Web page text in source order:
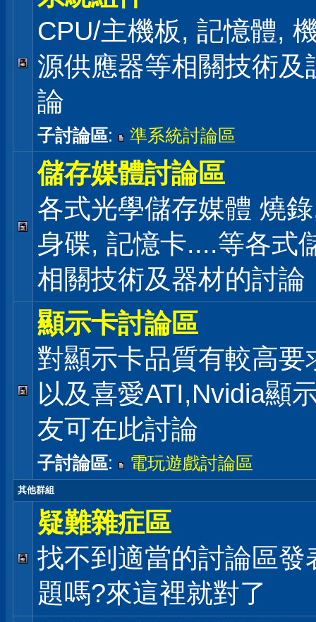
CPU/主機板, 記憶體,
源供應器等相關技術及
論
子討論區: 準系統討論區
儲存媒體討論區
各式光學儲存媒體 燒
身碟, 記憶卡....等各式
相關技術及器材的討論
顯示卡討論區
對顯示卡品質有較高要
以及喜愛ATI,Nvidia顯
友可在此討論
子討論區: 電玩遊戲討論區
其他群組
疑難雜症區
找不到適當的討論區發
題嗎?來這裡就對了